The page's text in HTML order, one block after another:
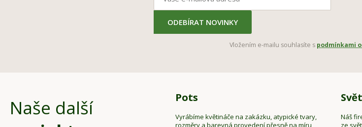
ODEBÍRAT NOVINKY
Vložením e-mailu souhlasíte s podmínkami
Naše další
Pots
Vyrábíme květináče na zakázku, atypické tvary,
rozměry a barevná provedení přesně na míru
Náš
ze